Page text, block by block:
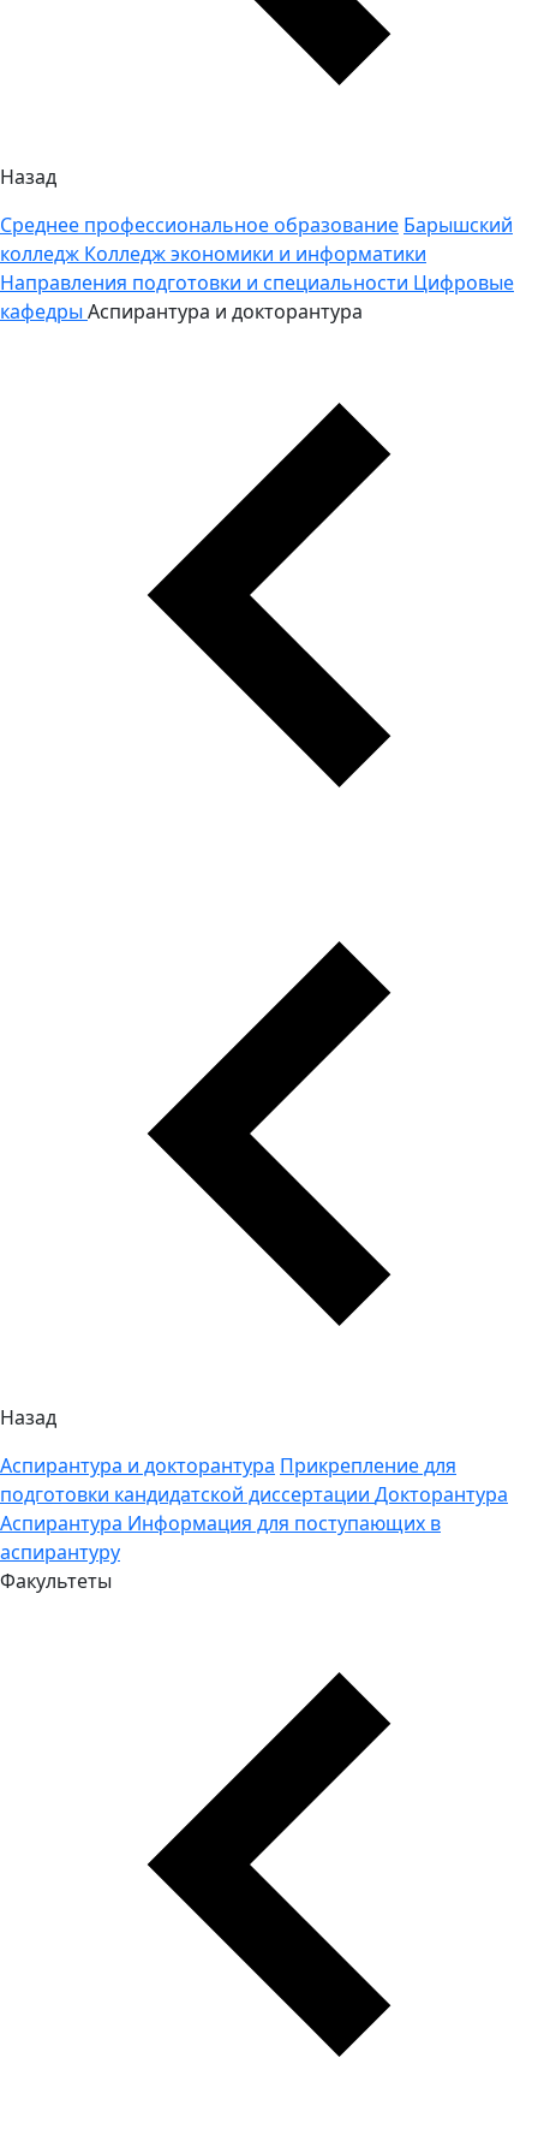
Назад
Среднее профессиональное образование Барышский
колледж Колледж экономики и информатики
Направления подготовки и специальности Цифровые
кафедры Аспирантура и докторантура
Назад
Аспирантура и докторантура Прикрепление для
подготовки кандидатской диссертации Докторантура
Аспирантура Информация для поступающих в
аспирантуру
Факультеты